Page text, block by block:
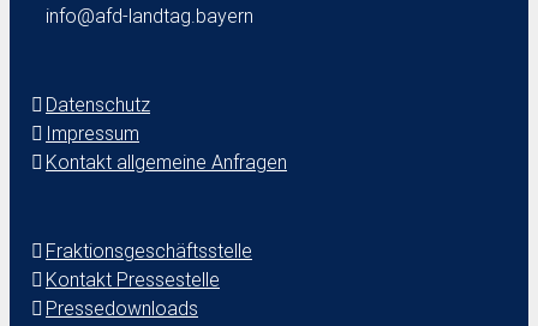
info@afd-landtag.bayern
Datenschutz
Impressum
Kontakt allgemeine Anfragen
Fraktionsgeschäftsstelle
Kontakt Pressestelle
Pressedownloads